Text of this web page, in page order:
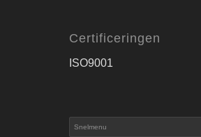
Certificeringen
ISO9001